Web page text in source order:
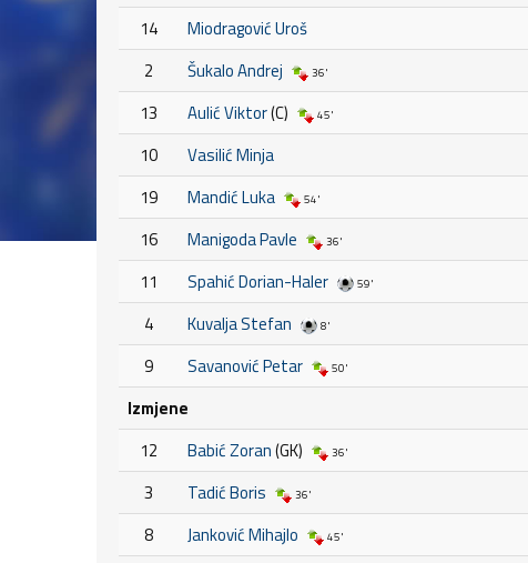
14
Miodragović Uroš
2
Šukalo Andrej 36'
13 Aulić Viktor(C) 45'
10
Vasilić Minja
19
Mandić Luka 54'
16 Manigoda Pavle 36'
11 Spahić Dorian-Haler 59'
4 Kuvalja Stefan 8'
9 Savanović Petar 50'
Izmjene
12
Babić Zoran(GK) 36'
3 Tadić Boris 36'
8 Janković Mihajlo 45'